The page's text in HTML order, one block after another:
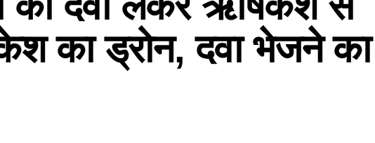
का ड्रोन, दवा भेजने का